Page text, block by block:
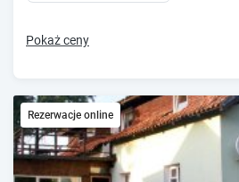
Pokaż ceny
Rezerwacje online